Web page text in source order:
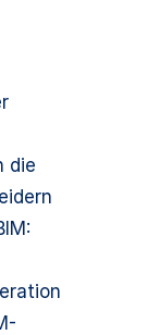
die